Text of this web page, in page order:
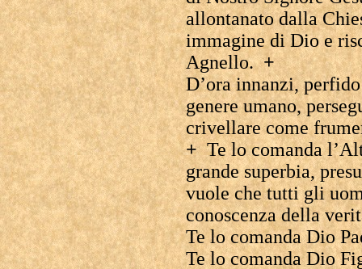
allontanato dalla
immagine di Dio e
Agnello.+
D’ora innanzi,
genere umano,
crivellare come
+Te lo comanda
grande superbia,
vuole che tutti gli
conoscenza della
Te lo comanda Dio
Te lo comanda Dio